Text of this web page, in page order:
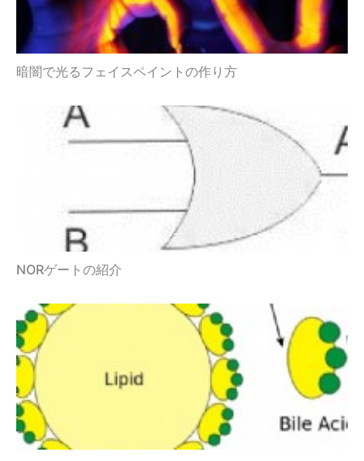
暗闇で光るフェイスペイントの作り方
NORゲートの紹介